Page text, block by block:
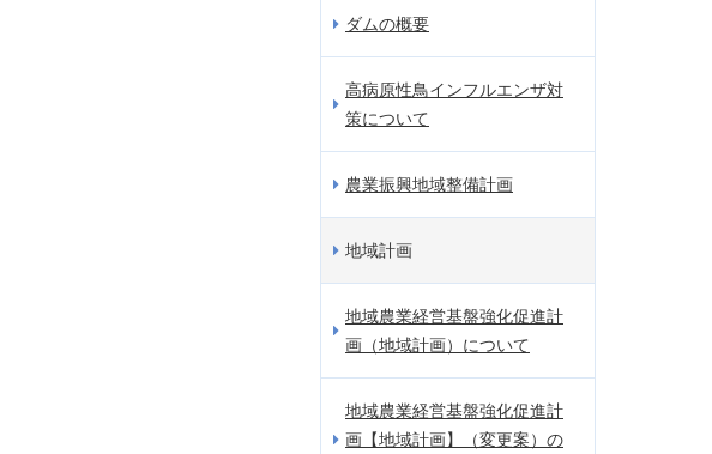
ダムの概要
高病原性鳥インフルエンザ対
策について
農業振興地域整備計画
地域計画
地域農業経営基盤強化促進計
画（地域計画）について
地域農業経営基盤強化促進計
画【地域計画】（変更案）の